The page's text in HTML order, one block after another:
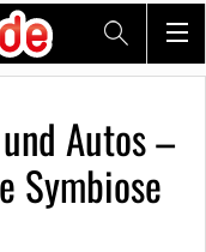
Autos –
Symbiose